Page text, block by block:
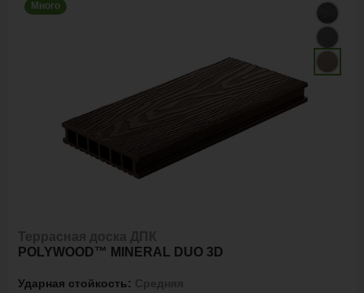
Много
POLYWOOD™ MINERAL DUO 3D
Ударная стойкость: